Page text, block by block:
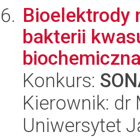
Bioelektrody
bakterii
Konkurs:
Kierownik: dr
Uniwersytet